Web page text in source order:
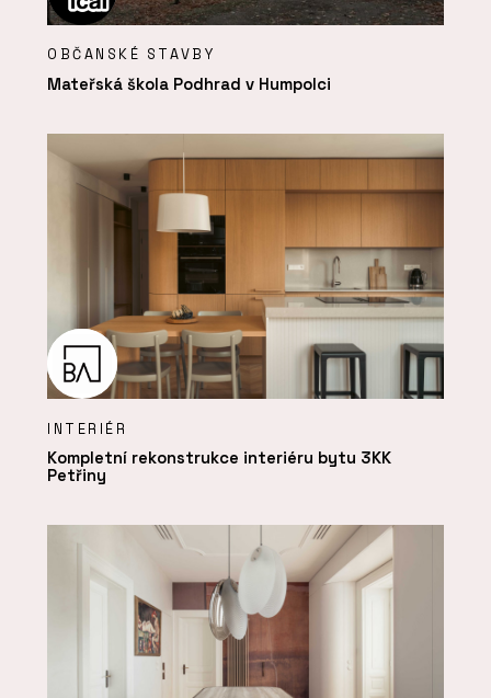
OBČANSKÉ STAVBY
Mateřská škola Podhrad v Humpolci
INTERIÉR
Kompletní rekonstrukce interiéru bytu 3KK
Petřiny